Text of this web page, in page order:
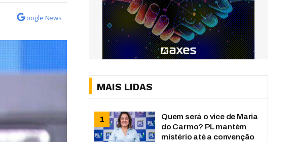
oogle News
MAIS LIDAS
Quem será o vice de Maria
do Carmo? PL mantém
mistério até a convenção